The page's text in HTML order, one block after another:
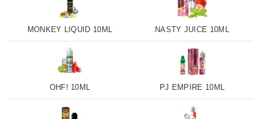
MONKEY LIQUID 10ML NASTY JUICE 10ML
OHF! 10ML PJ EMPIRE 10ML